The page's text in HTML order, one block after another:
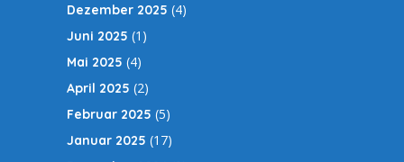
Dezember 2025 (4)
Juni 2025 (1)
Mai 2025 (4)
April 2025 (2)
Februar 2025 (5)
Januar 2025 (17)